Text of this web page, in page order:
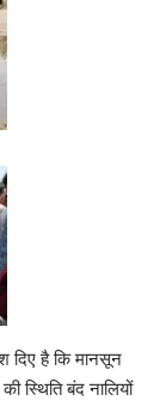
दिए है कि मानसून
स्थिति बंद नालियों